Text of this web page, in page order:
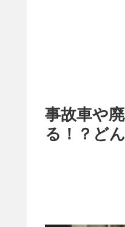
事故車や
る！？ど